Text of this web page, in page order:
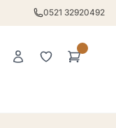
0521 32920492